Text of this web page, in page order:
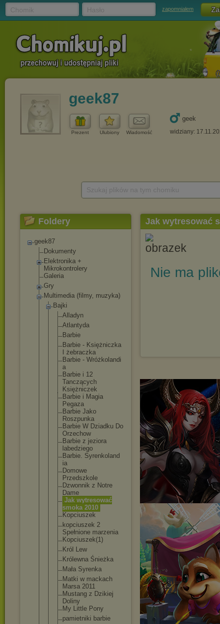
zapomniałem
geek87
Prezent Ulubiony Wiadomość
geek
widziany:
Foldery
geek87
Dokumenty
Elektronika +
Mikrokontrolery
Galeria
Gry
Multimedia (filmy, muzyka)
Bajki
Alladyn
Atlantyda
Barbie
Barbie - Księżniczka
I żebraczka
Barbie - Wróżkolandi
a
Barbie i 12
Tanczących
Księżniczek
Barbie i Magia
Pegaza
Barbie Jako
Roszpunka
Barbie W Dziadku Do
Orzechow
Barbie z jeziora
labedziego
Barbie. Syrenkoland
ia
Domowe
Przedszkole
Dzwonnik z Notre
Dame
Jak wytresować
smoka 2010
Kopciuszek
kopciuszek 2
Spełnione marzenia
Kopciuszek(1)
Król Lew
Królewna Śnieżka
Mała Syrenka
Matki w mackach
Marsa 2011
Mustang z Dzikiej
Doliny
My Little Pony
pamietniki barbie
Jak wytresować
Nie ma